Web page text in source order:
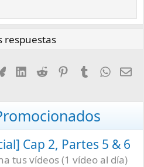
respuestas
BlueskyLinkedInRedditPinterestTumblr
Cap 2, Partes 5 & 6
tus vídeos (1 vídeo al día)